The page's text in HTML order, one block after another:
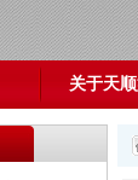
关于天